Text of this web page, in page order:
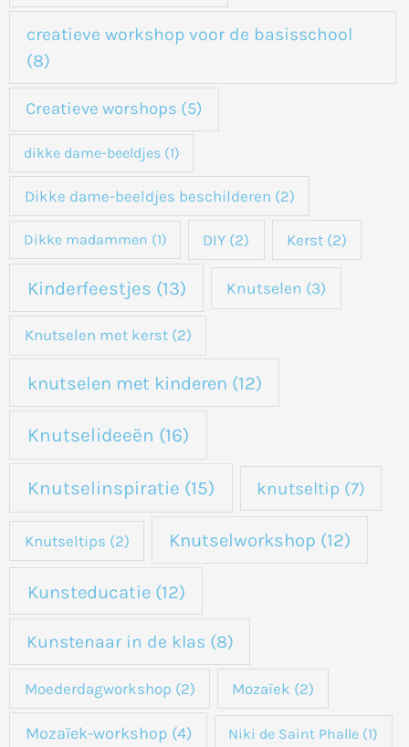
creatieve workshop voor de basisschool
(8)
Creatieve worshops (5)
dikke dame-beeldjes(1)
Dikke dame-beeldjes beschilderen (2)
Dikke madammen (1) DIY (2) Kerst(2)
Kinderfeestjes (13) Knutselen (3)
Knutselen met kerst(2)
knutselen met kinderen (12)
Knutselideeën (16)
Knutselinspiratie (15) knutseltip (7)
Knutseltips (2) Knutselworkshop (12)
Kunsteducatie(12)
Kunstenaar in de klas (8)
Moederdagworkshop (2) Mozaïek (2)
Mozaïek-workshop (4) Niki de Saint Phalle (1)